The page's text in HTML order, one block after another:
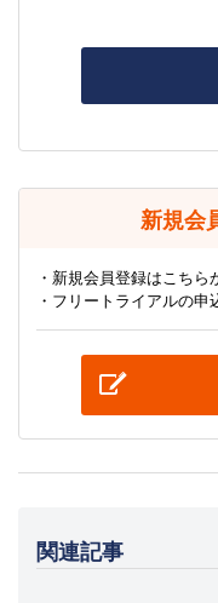
新規会
・新規会員登録はこちら
・フリートライアルの申
関連記事